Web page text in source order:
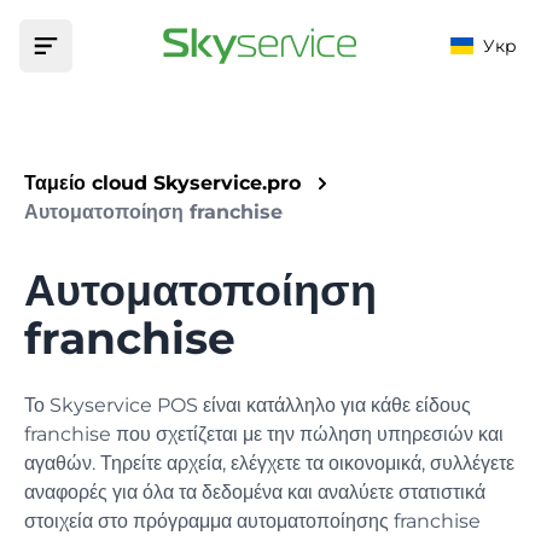
Укр
Προϊόν
Φορολογική χρηματοδότηση
Φορολογικοποιήστε τις συναλλαγές σας με μετρητά
Αγαθά, τεχνικές κάρτες και τροποποιητές
Εμπορία
Πελάτες, μπόνους, προσφορές και εκπτώσεις
ΙΔΡΎΜΑΤΑ
Μπαρ
Καφενείο
Καφενείο
Τιμές
Υποστήριξη
Βάση γνώσεων
Θα σας βοηθήσει να βρείτε την απάντηση σε οποιαδήποτε
ερώτηση
Εφαρμογές
Ταμείο cloud Skyservice.pro
Αυτοματοποίηση franchise
Αυτοματοποίηση
franchise
Το Skyservice POS είναι κατάλληλο για κάθε είδους
franchise που σχετίζεται με την πώληση υπηρεσιών και
αγαθών. Τηρείτε αρχεία, ελέγχετε τα οικονομικά, συλλέγετε
αναφορές για όλα τα δεδομένα και αναλύετε στατιστικά
στοιχεία στο πρόγραμμα αυτοματοποίησης franchise